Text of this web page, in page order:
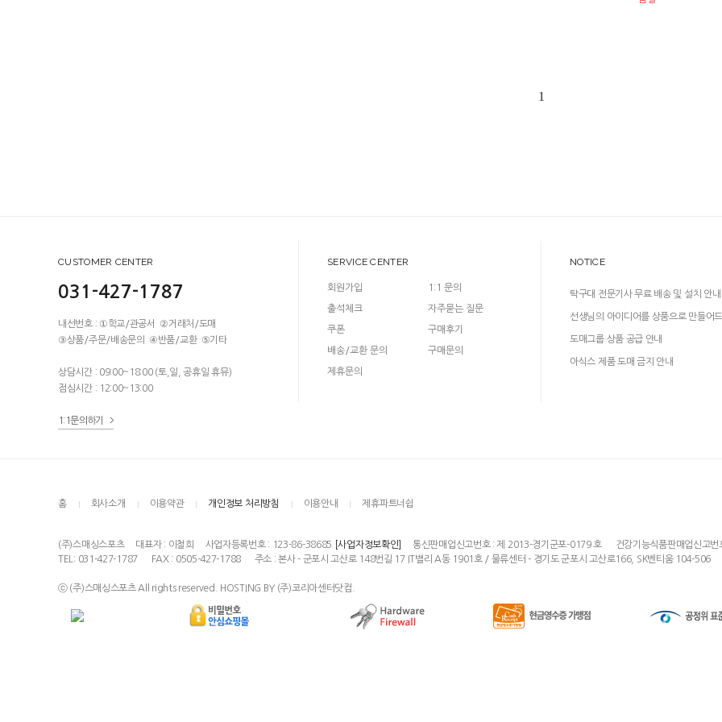
1
CUSTOMER CENTER
031-427-1787
내선번호 : ①학교/관공서 ②거래처/도매
③상품/주문/배송문의 ④반품/교환 ⑤기타
상담시간 : 09:00~18:00 (토,일, 공휴일 휴뮤)
점심시간 : 12:00~13:00
1:1문의하기
SERVICE CENTER
회원가입
출석체크
쿠폰
배송/교환 문의
제휴문의
1:1 문의
자주묻는 질문
구매후기
구매문의
NOTICE
탁구대 전문기사 무료 배송 및 설치 안내
선생님의 아이디어를 상품으로 만들어
다!
도매그룹 상품 공급 안내
아식스 제품 도매 금지 안내
홈 회사소개 이용약관 개인정보 처리방침 이용안내 제휴파트너쉽
(주)스매싱스포츠 대표자 : 이철희 사업자등록번호 : 123-86-38685 [사업자정보확인] 통신판매업신고번호 : 제 2013-경기군포-0179 호
건강기능식품판매업신고
TEL: 031-427-1787
FAX : 0505-427-1788 주소 : 본사 - 군포시 고산로 148번길 17 IT밸리 A동 1901호 / 물류센터 - 경기도 군포시 고산로166, SK벤티움 104-506
ⓒ (주)스매싱스포츠 All rights reserved. HOSTING BY (주)코리아센터닷컴.